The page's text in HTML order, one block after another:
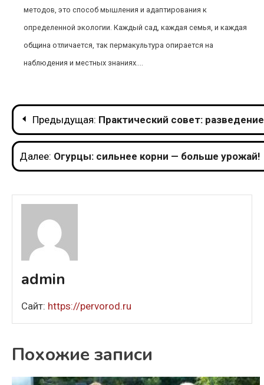
методов, это способ мышления и адаптирования к
определенной экологии. Каждый сад, каждая семья, и каждая
община отличается, так пермакультура опирается на
наблюдения и местных знаниях....
Навигация
по
записям
Предыдущая: Практический совет:
Далее: Огурцы: сильнее корни — больше урожай!
admin
Сайт: https://pervorod.ru
Похожие записи